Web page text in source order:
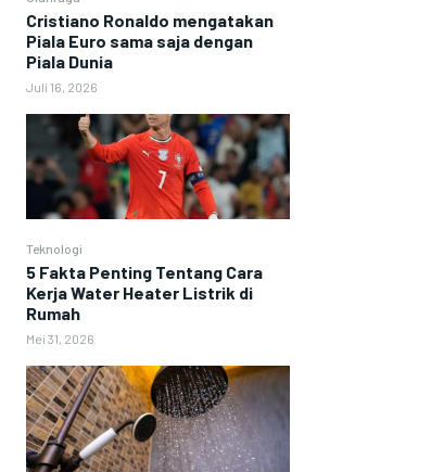
Cristiano Ronaldo mengatakan
Piala Euro sama saja dengan
Piala Dunia
Juli 16, 2026
Teknologi
5 Fakta Penting Tentang Cara
Kerja Water Heater Listrik di
Rumah
Mei 31, 2026